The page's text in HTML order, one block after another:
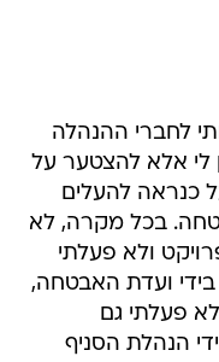
לחברי ההנהלה
לי אלא להצטער על
כנראה להעלים
בכל מקרה, לא
ולא פעלתי
בידי ועדת האבטחה,
פעלתי גם
הנהלת הסניף